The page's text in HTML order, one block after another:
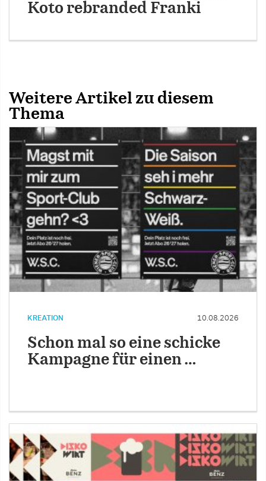
Koto rebranded Franki
Weitere Artikel zu diesem
Thema
KREATION 10.08.2026
Schon mal so eine schicke
Kampagne für einen …